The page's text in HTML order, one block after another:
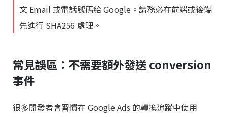
文 Email 或電話號碼給 Google。請務必在前端或後端
先進行 SHA256 處理。
常見誤區：不需要額外發送 conversion
事件
很多開發者會習慣在 Google Ads 的轉換追蹤中使用